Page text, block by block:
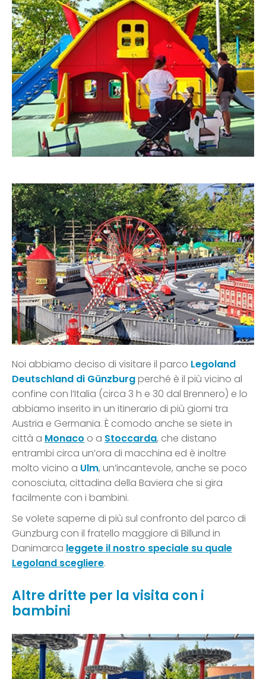
Noi abbiamo deciso di visitare il parco Legoland
Deutschland di Günzburgperché è il più vicino al
confine con l’Italia (circa 3 h e 30 dal Brennero) e lo
abbiamo inserito in un itinerario di più giorni tra
Austria e Germania. È comodo anche se siete in
città a Monaco o a Stoccarda, che distano
entrambi circa un’ora di macchina ed è inoltre
molto vicino a Ulm, un’incantevole, anche se poco
conosciuta, cittadina della Baviera che si gira
facilmente con i bambini.
Se volete saperne di più sul confronto del parco di
Günzburg con il fratello maggiore di Billund in
Danimarca leggete il nostro speciale su quale
Legoland scegliere.
Altre dritte per la visita con i
bambini